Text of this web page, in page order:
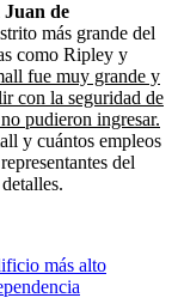
Juan de
más grande del
como Ripley y
fue muy grande y
con la seguridad de
pudieron ingresar.
y cuántos empleos
del